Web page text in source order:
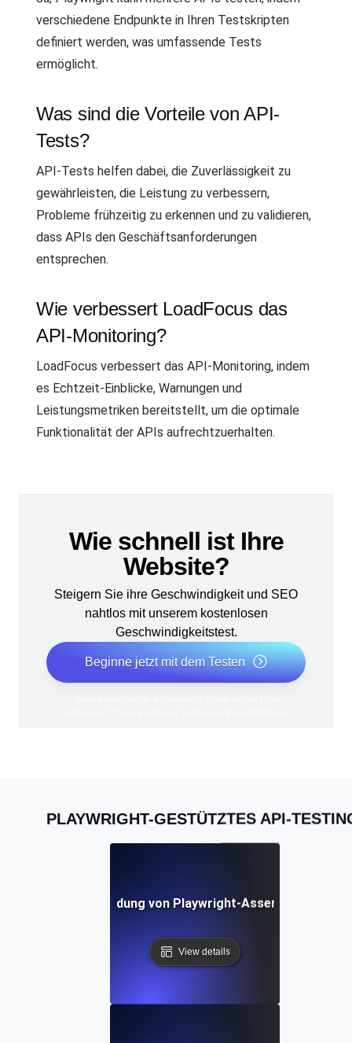
verschiedene Endpunkte in Ihren Testskripten
definiert werden, was umfassende Tests
ermöglicht.
Was sind die Vorteile von API-
Tests?
API-Tests helfen dabei, die Zuverlässigkeit zu
gewährleisten, die Leistung zu verbessern,
Probleme frühzeitig zu erkennen und zu validieren,
dass APIs den Geschäftsanforderungen
entsprechen.
Wie verbessert LoadFocus das
API-Monitoring?
LoadFocus verbessert das API-Monitoring, indem
es Echtzeit-Einblicke, Warnungen und
Leistungsmetriken bereitstellt, um die optimale
Funktionalität der APIs aufrechtzuerhalten.
Wie schnell ist Ihre
Website?
Steigern Sie ihre Geschwindigkeit und SEO
nahtlos mit unserem kostenlosen
Geschwindigkeitstest.
Beginne jetzt mit dem Testen
PLAYWRIGHT-GESTÜTZTES API-
für die Verwendung von Playwright-Assertionen bei
View details